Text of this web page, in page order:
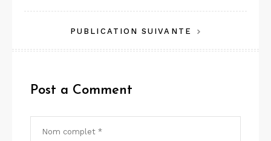
de
l’articlePUBLICATION SUIVANTE
Post a Comment